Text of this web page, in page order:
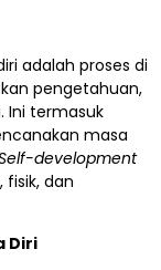
adalah proses di
pengetahuan,
Ini termasuk
masa
development
fisik, dan
Diri